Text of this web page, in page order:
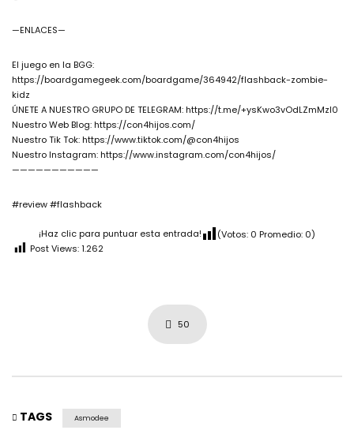
—ENLACES—
El juego en la BGG:
https://boardgamegeek.com/boardgame/364942/flashback-zombie-
kidz
ÚNETE A NUESTRO GRUPO DE TELEGRAM: https://t.me/+ysKwo3vOdLZmMzI0
Nuestro Web Blog: https://con4hijos.com/
Nuestro Tik Tok: https://www.tiktok.com/@con4hijos
Nuestro Instagram: https://www.instagram.com/con4hijos/
———————————
#review #flashback
¡Haz clic para puntuar esta entrada! (Votos: 0 Promedio: 0)
Post Views:1.262
50
TAGS Asmodee